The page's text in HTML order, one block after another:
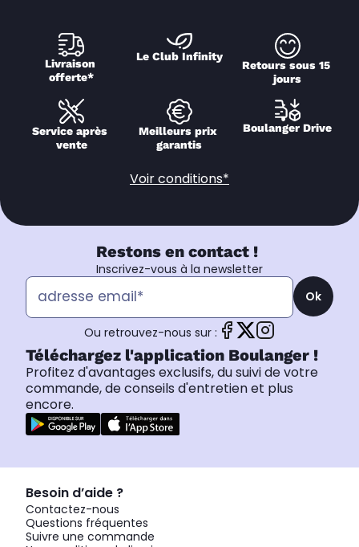
Livraison
offerte*
Le Club Infinity
Retours sous 15
jours
Service après
vente
Meilleurs prix
garantis
Boulanger Drive
Voir conditions*
Restons en contact !
Inscrivez-vous à la newsletter
Ok
Ou retrouvez-nous sur :
Téléchargez l'application Boulanger !
Profitez d'avantages exclusifs, du suivi de votre
commande, de conseils d'entretien et plus
encore.
Besoin d’aide ?
Contactez-nous
Questions fréquentes
Suivre une commande